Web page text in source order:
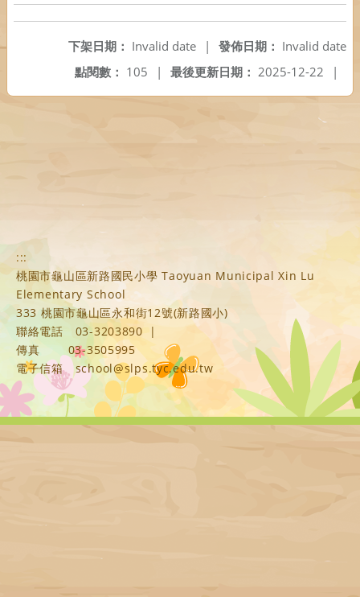
發佈日期： Invalid date
下架日期： Invalid date
|
最後更新日期： 2025-12-22 |
點閱數： 105 |
:::
桃園市龜山區新路國民小學 Taoyuan Municipal Xin Lu
Elementary School
333 桃園市龜山區永和街12號(新路國小)
聯絡電話
03-3203890
|
傳真
03-3505995
電子信箱
school@slps.tyc.edu.tw